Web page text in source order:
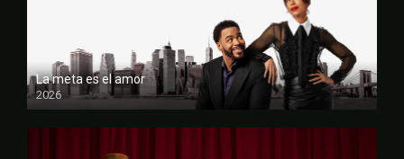
La meta es el amor
2026
FULL HD